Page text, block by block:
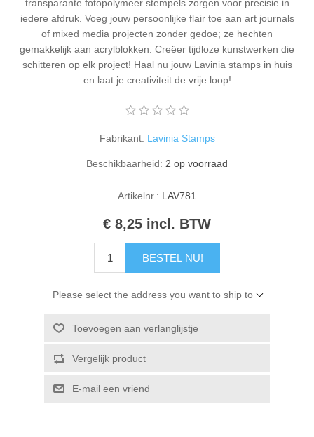
Kaarten 2021
transparante fotopolymeer stempels zorgen voor precisie in
iedere afdruk. Voeg jouw persoonlijke flair toe aan art journals
of mixed media projecten zonder gedoe; ze hechten
gemakkelijk aan acrylblokken. Creëer tijdloze kunstwerken die
schitteren op elk project! Haal nu jouw Lavinia stamps in huis
en laat je creativiteit de vrije loop!
Fabrikant: Lavinia Stamps
Beschikbaarheid: 2 op voorraad
Artikelnr.: LAV781
€ 8,25 incl. BTW
BESTEL NU!
Please select the address you want to ship to
Toevoegen aan verlanglijstje
Vergelijk product
E-mail een vriend